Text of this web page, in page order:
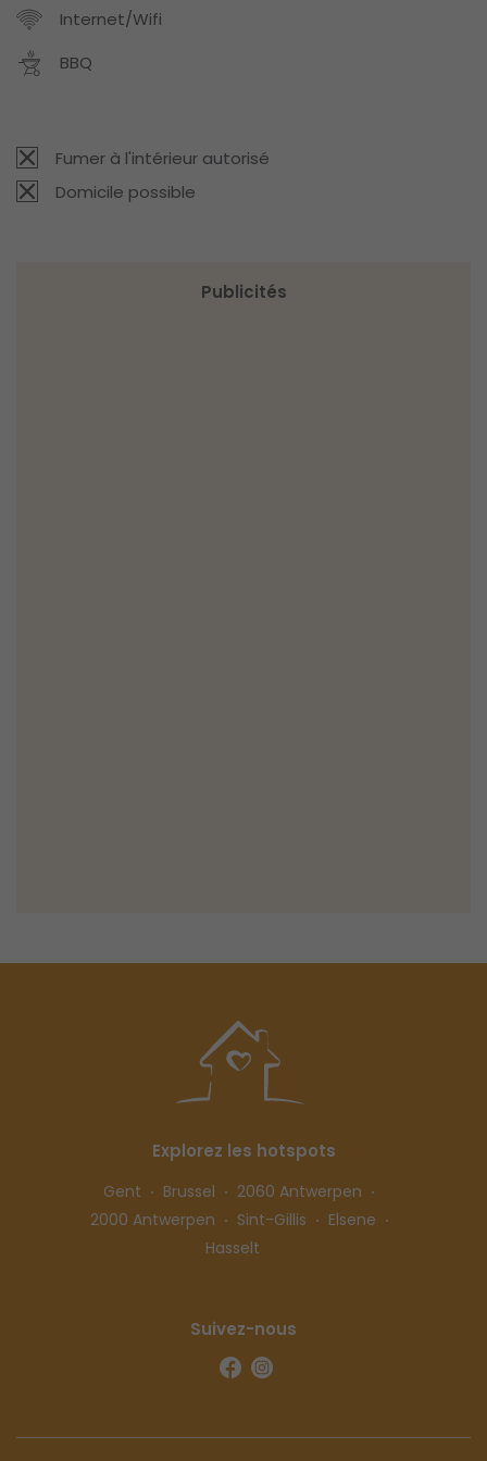
Internet/Wifi
BBQ
Fumer à l'intérieur autorisé
Domicile possible
Publicités
Explorez les hotspots
Gent Brussel
2060 Antwerpen
2000 Antwerpen
Sint-Gillis
Elsene
Hasselt
Suivez-nous